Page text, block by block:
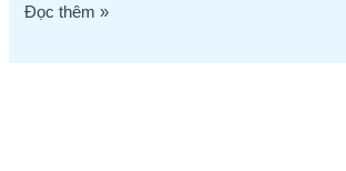
Đọc thêm »